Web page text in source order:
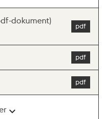
dokument)